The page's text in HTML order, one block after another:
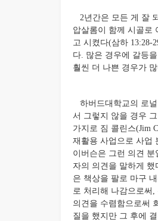
2년간은 모든 게 잘
압살롬이 함께 시골로
고 시켰다(삼하 13:28-
다. 많은 경우에 갈등
훨씬 더 나쁜 경우가
하버드대학교의 로널
서 그렇지 않을 경우
가지로 짐 콜린스(Jim
재활용 사업으로 사업
이버슨은 그런 의견
자의 의견을 말하게
은 책상을 팔로 마구
로 처리해 나감으로써
의견을 수렴함으로써
질을 했지만 그 후에